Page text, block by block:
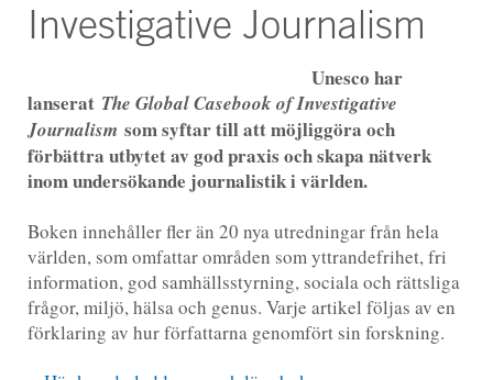
Investigative Journalism
Unesco har
lanserat The Global Casebook of Investigative
Journalism som syftar till att möjliggöra och
förbättra utbytet av god praxis och skapa nätverk
inom undersökande journalistik i världen.
Boken innehåller fler än 20 nya utredningar från hela
världen, som omfattar områden som yttrandefrihet, fri
information, god samhällsstyrning, sociala och rättsliga
frågor, miljö, hälsa och genus. Varje artikel följas av en
förklaring av hur författarna genomfört sin forskning.